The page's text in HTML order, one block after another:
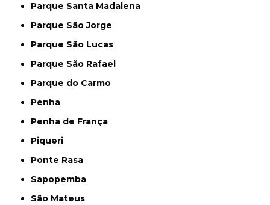
Parque Santa Madalena
Parque São Jorge
Parque São Lucas
Parque São Rafael
Parque do Carmo
Penha
Penha de França
Piqueri
Ponte Rasa
Sapopemba
São Mateus